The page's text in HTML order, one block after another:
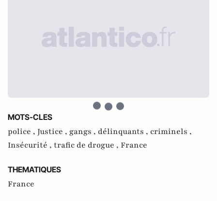
MOTS-CLES
police , Justice , gangs , délinquants , criminels ,
Insécurité , trafic de drogue , France
THEMATIQUES
France